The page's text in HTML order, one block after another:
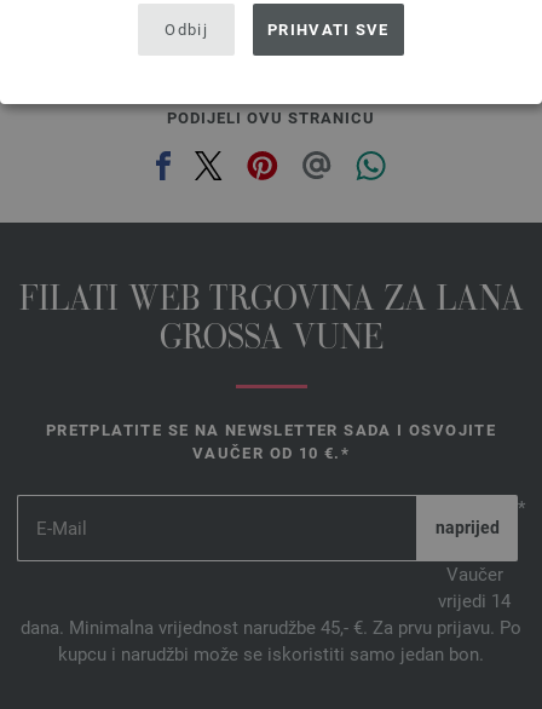
Odbij PRIHVATI SVE
PODIJELI OVU STRANICU
FILATI WEB TRGOVINA ZA LANA
GROSSA VUNE
PRETPLATITE SE NA NEWSLETTER SADA I OSVOJITE
VAUČER OD 10 €.*
*
Vaučer
vrijedi 14
dana. Minimalna vrijednost narudžbe 45,- €. Za prvu prijavu. Po
kupcu i narudžbi može se iskoristiti samo jedan bon.